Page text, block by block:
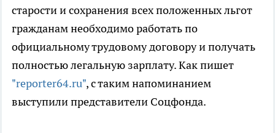
старости и сохранения всех положенных льгот
гражданам необходимо работать по
официальному трудовому договору и получать
полностью легальную зарплату. Как пишет
"reporter64.ru", с таким напоминанием
выступили представители Соцфонда.